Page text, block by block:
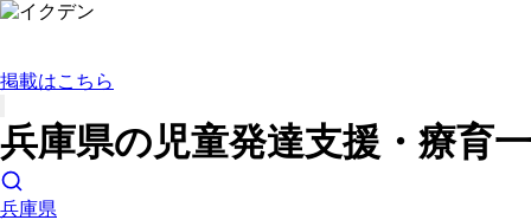
掲載はこちら
兵庫県の児童発達支援・療育
兵庫県